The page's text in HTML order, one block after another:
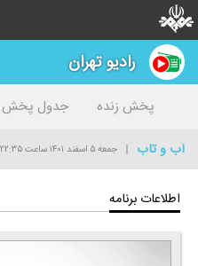
رادیو تهران
پخش زنده جدول پخش
آب و تاب
جمعه ۵ اسفند ۱۴۰۱ ساعت ۲۲:۳۵
اطلاعات برنامه